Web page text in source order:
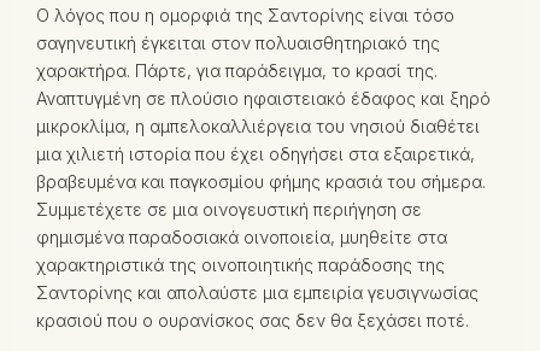
Ο λόγος που η ομορφιά της Σαντορίνης είναι τόσο
σαγηνευτική έγκειται στον πολυαισθητηριακό της
χαρακτήρα. Πάρτε, για παράδειγμα, το κρασί της.
Αναπτυγμένη σε πλούσιο ηφαιστειακό έδαφος και ξηρό
μικροκλίμα, η αμπελοκαλλιέργεια του νησιού διαθέτει
μια χιλιετή ιστορία που έχει οδηγήσει στα εξαιρετικά,
βραβευμένα και παγκοσμίου φήμης κρασιά του σήμερα.
Συμμετέχετε σε μια οινογευστική περιήγηση σε
φημισμένα παραδοσιακά οινοποιεία, μυηθείτε στα
χαρακτηριστικά της οινοποιητικής παράδοσης της
Σαντορίνης και απολαύστε μια εμπειρία γευσιγνωσίας
κρασιού που ο ουρανίσκος σας δεν θα ξεχάσει ποτέ.